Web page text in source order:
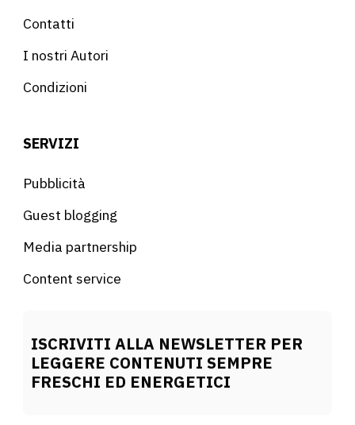
Contatti
I nostri Autori
Condizioni
SERVIZI
Pubblicità
Guest blogging
Media partnership
Content service
ISCRIVITI ALLA NEWSLETTER PER
LEGGERE CONTENUTI SEMPRE
FRESCHI ED ENERGETICI